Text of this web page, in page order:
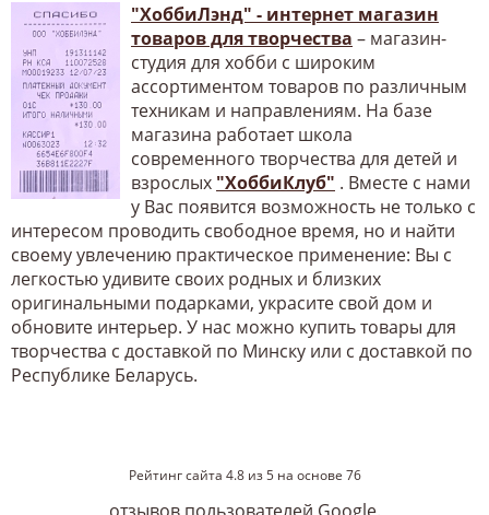
"ХоббиЛэнд" - интернет магазин
товаров для творчества – магазин-
студия для хобби с широким
ассортиментом товаров по различным
техникам и направлениям. На базе
магазина работает школа
современного творчества для детей и
взрослых "ХоббиКлуб" . Вместе с нами
у Вас появится возможность не только с
интересом проводить свободное время, но и найти
своему увлечению практическое применение: Вы с
легкостью удивите своих родных и близких
оригинальными подарками, украсите свой дом и
обновите интерьер. У нас можно купить товары для
творчества с доставкой по Минску или с доставкой по
Республике Беларусь.
Рейтинг сайта 4.8из5на основе 76